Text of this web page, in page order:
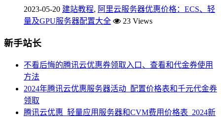
2023-05-20 建站教程, 阿里云服务器优惠价格：ECS、轻
量及GPU服务器配置大全
23 Views
新手站长
不看后悔的腾讯云优惠券领取入口、查看和代金券使用
方法
2024年腾讯云优惠服务器活动_配置价格表和千元代金券
领取
腾讯云优惠_轻量应用服务器和CVM费用价格表_2024新